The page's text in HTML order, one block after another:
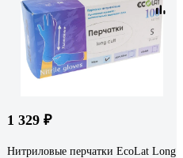
1 329 ₽
Нитриловые перчатки EcoLat Long